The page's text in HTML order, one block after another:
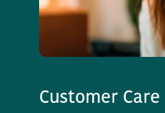
Customer